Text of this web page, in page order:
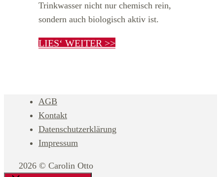
Trinkwasser nicht nur chemisch rein,
sondern auch biologisch aktiv ist.
LIES‘ WEITER >>
AGB
Kontakt
Datenschutzerklärung
Impressum
2026 © Carolin Otto